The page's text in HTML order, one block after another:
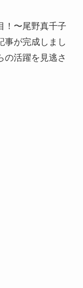
！〜尾野真千子
事が完成しまし
の活躍を見逃さ